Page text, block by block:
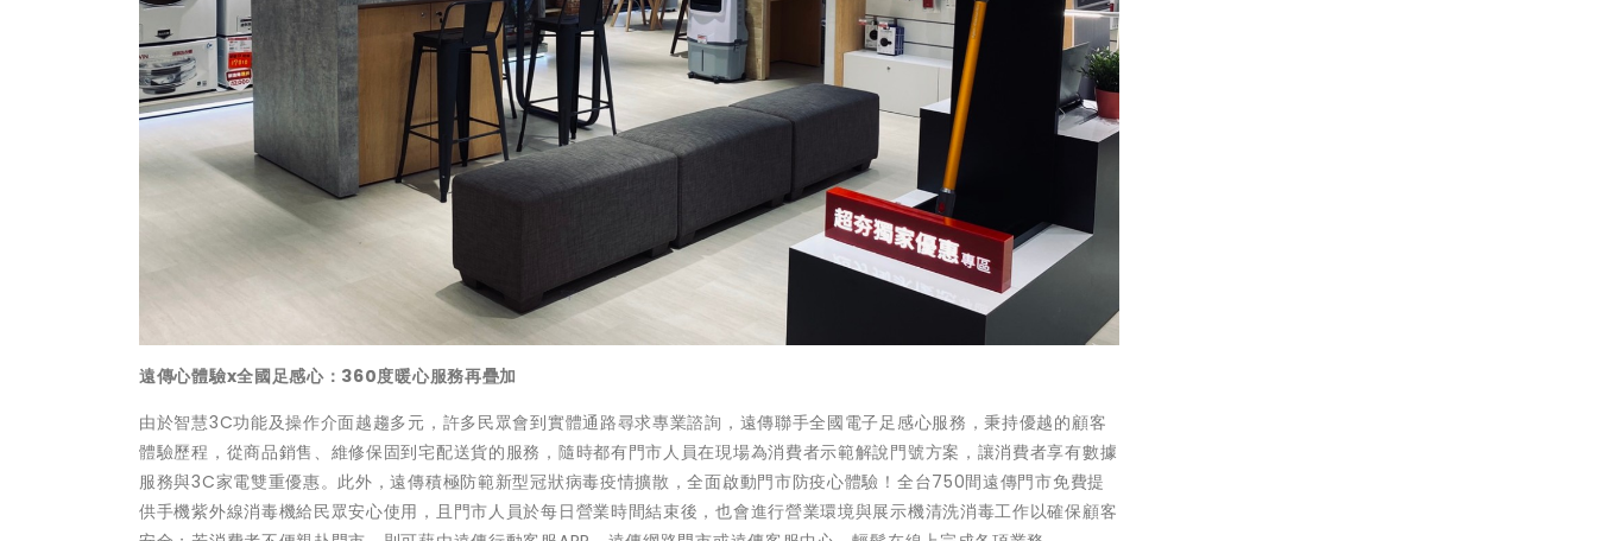
遠傳心體驗x全國足感心：360度暖心服務再疊加
由於智慧3C功能及操作介面越趨多元，許多民眾會到實體通路尋求專業諮詢，遠傳聯手全國電子足感心服務，秉持優越的顧客
體驗歷程，從商品銷售、維修保固到宅配送貨的服務，隨時都有門市人員在現場為消費者示範解說門號方案，讓消費者享有數據
服務與3C家電雙重優惠。此外，遠傳積極防範新型冠狀病毒疫情擴散，全面啟動門市防疫心體驗！全台750間遠傳門市免費提
供手機紫外線消毒機給民眾安心使用，且門市人員於每日營業時間結束後，也會進行營業環境與展示機清洗消毒工作以確保顧客